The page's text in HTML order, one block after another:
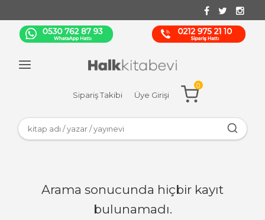
Sipariş Takibi Üye Girişi
0
Arama sonucunda hiçbir kayıt
bulunamadı.